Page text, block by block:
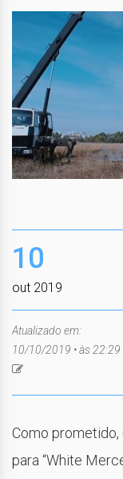
10
out 2019
Atualizado em:
10/10/2019 • às 22:29
Como prometido,
para “White